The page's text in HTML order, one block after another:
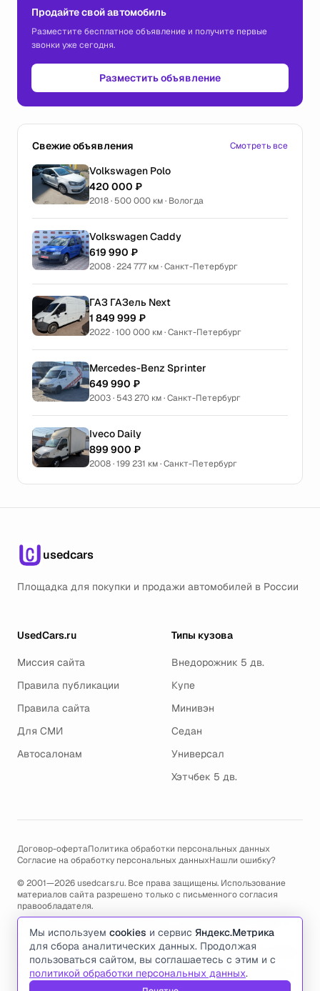
Продайте свой автомобиль
Разместите бесплатное объявление и получите первые
звонки уже сегодня.
Разместить объявление
Свежие объявления Смотреть все
Volkswagen Polo
420 000 ₽
2018 · 500 000 км · Вологда
Volkswagen Caddy
619 990 ₽
2008 · 224 777 км · Санкт-Петербург
ГАЗ ГАЗель Next
1 849 999 ₽
2022 · 100 000 км · Санкт-Петербург
Mercedes-Benz Sprinter
649 990 ₽
2003 · 543 270 км · Санкт-Петербург
Iveco Daily
899 900 ₽
2008 · 199 231 км · Санкт-Петербург
usedcars
Площадка для покупки и продажи автомобилей в России
UsedCars.ru
Миссия сайта
Правила публикации
Правила сайта
Для СМИ
Автосалонам
Типы кузова
Внедорожник 5 дв.
Купе
Минивэн
Седан
Универсал
Хэтчбек 5 дв.
Договор-офертаПолитика обработки персональных данных
Согласие на обработку персональных данныхНашли ошибку?
© 2001—2026 usedcars.ru. Все права защищены. Использование
материалов сайта разрешено только с письменного согласия
правообладателя.
Пользуясь сайтом, вы соглашаетесь с использованием cookies и
политикой обработки персональных данных.
По всем вопросам связанным с работой сайта, ошибками, глюками
и проблемами обращайтесь по адресу электронной почты
support@usedcars.ruили пишите в телеграм@usedcarsru_support
Мы используем cookies и сервис Яндекс.Метрика
для сбора аналитических данных. Продолжая
пользоваться сайтом, вы соглашаетесь с этим и с
политикой обработки персональных данных.